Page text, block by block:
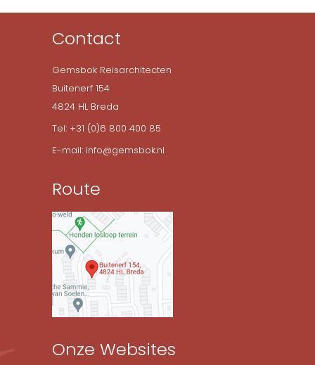
Contact
Gemsbok Reisarchitecten
Buitenerf 154
4824 HL Breda
Tel: +31 (0)6 800 400 85
E-mail: info@gemsbok.nl
Route
Onze Websites